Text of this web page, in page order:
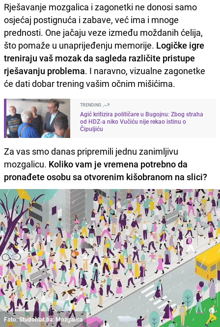
Rješavanje mozgalica i zagonetki ne donosi samo
osjećaj postignuća i zabave, već ima i mnoge
prednosti. One jačaju veze između moždanih ćelija,
što pomaže u unaprijeđenju memorije. Logičke igre
treniraju vaš mozak da sagleda različite pristupe
rješavanju problema. I naravno, vizualne zagonetke
će dati dobar trening vašim očnim mišićima.
TRENDING
Agić kritizira političare u Bugojnu: Zbog straha
od HDZ-a niko Vučiću nije rekao istinu o
Čipuljiću
Za vas smo danas pripremili jednu zanimljivu
mozgalicu. Koliko vam je vremena potrebno da
pronađete osobu sa otvorenim kišobranom na slici?
Foto: Studomat.ba: Mozgalica